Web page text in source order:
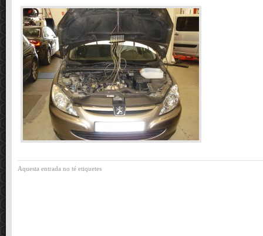
Aquesta entrada no té etiquetes